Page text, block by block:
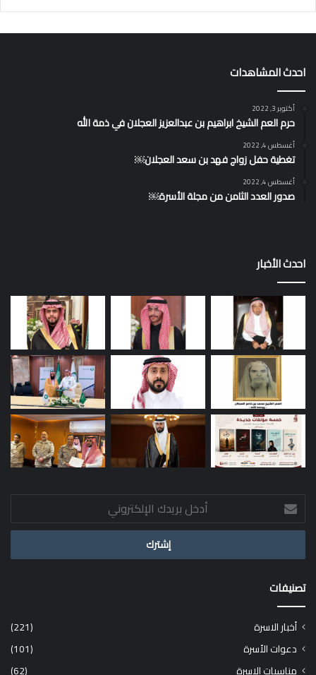
احدث المشاهدات
أكتوبر 3, 2022
حرم العم الشيخ ابراهيم بن عبدالعزيز العجلان في ذمة الله
أغسطس 4, 2022
تغطية حفل زواج فهد بن سعد العجلان￼
أغسطس 4, 2022
صدور العدد الثامن من مجلة الأسرة￼
احدث الأخبار
أدخل
بريدك
الإلكتروني
تصنيفات
أخبار الاسرة
(221)
دعوات الأسرة
(101)
مناسبات الاسرة
(62)